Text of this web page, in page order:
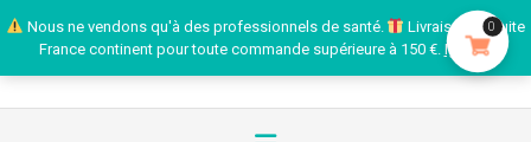
Nous ne vendons qu'à des professionnels de santé.
Livraison gratuite
France continent pour toute commande supérieure à 150 €. Ignorer
0